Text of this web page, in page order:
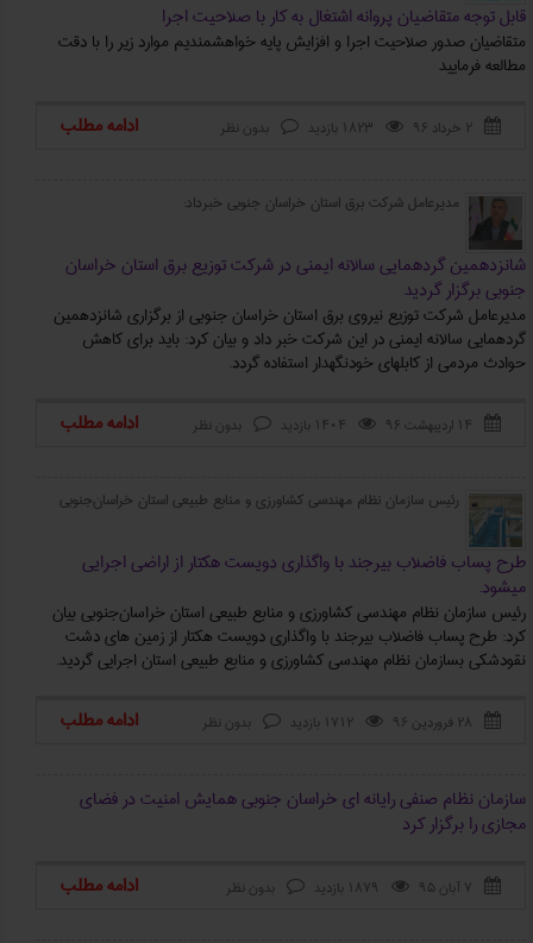
قابل توجه متقاضیان پروانه اشتغال به کار با صلاحیت اجرا
متقاضیان صدور صلاحیت اجرا و افزایش پایه خواهشمندیم موارد زیر را با دقت
مطالعه فرمایید
 ۲ خرداد ۹۶  1823 بازدید  بدون نظر ادامه مطلب
مدیرعامل شرکت برق استان خراسان جنوبی خبرداد:
شانزدهمین گردهمایی سالانه ایمنی در شرکت توزیع برق استان خراسان
جنوبی برگزار گردید
مدیرعامل شرکت توزیع نیروی برق استان خراسان جنوبی از برگزاری شانزدهمین
گردهمایی سالانه ایمنی در این شرکت خبر داد و بیان کرد: باید برای کاهش
حوادث مردمی از کابلهای خودنگهدار استفاده گردد.
 ۱۴ اردیبهشت ۹۶  1404 بازدید  بدون نظر ادامه مطلب
رئیس سازمان نظام مهندسی کشاورزی و منابع طبیعی استان خراسان‌جنوبی
طرح پساب فاضلاب بیرجند با واگذاری دویست هکتار از اراضی اجرایی
میشود.
رئیس سازمان نظام مهندسی کشاورزی و منابع طبیعی استان خراسان‌جنوبی بیان
کرد: طرح پساب فاضلاب بیرجند با واگذاری دویست هکتار از زمین های دشت
نقودشکی بسازمان نظام مهندسی کشاورزی و منابع طبیعی استان اجرایی گردید.
 ۲۸ فروردین ۹۶  1712 بازدید  بدون نظر ادامه مطلب
سازمان نظام صنفی رایانه ای خراسان جنوبی همایش امنیت در فضای
مجازی را برگزار کرد
 ۷ آبان ۹۵  1879 بازدید  بدون نظر ادامه مطلب